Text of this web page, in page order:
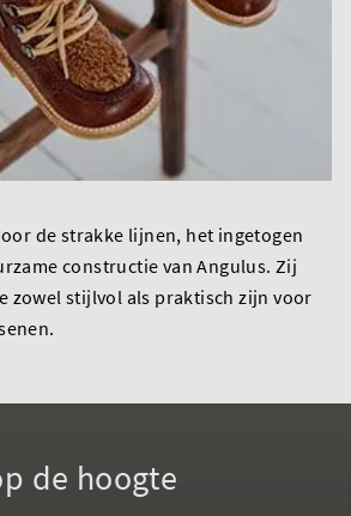
de strakke lijnen, het ingetogen
constructie van Angulus. Zij
zowel stijlvol als praktisch zijn voor
de hoogte